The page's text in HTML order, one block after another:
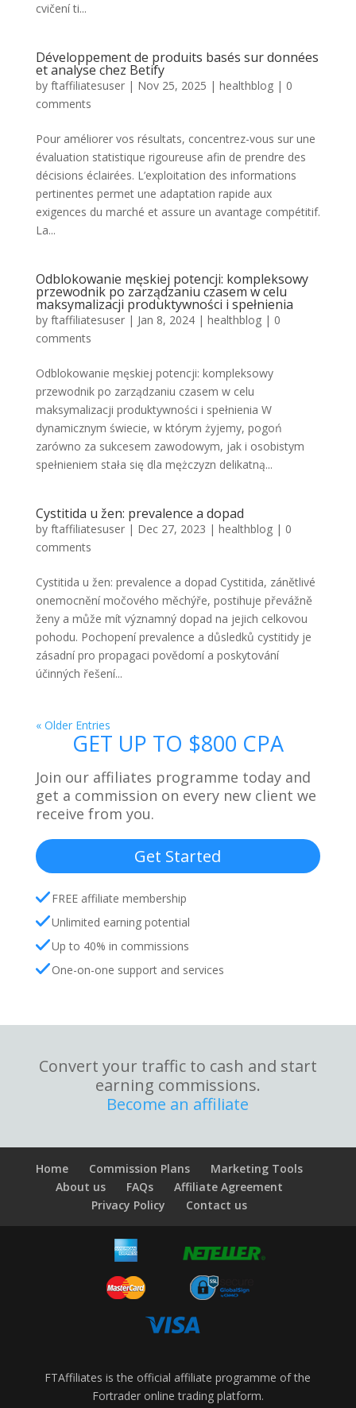
cvičení ti...
Développement de produits basés sur données
et analyse chez Betify
by ftaffiliatesuser| Nov 25, 2025 | healthblog| 0
comments
Pour améliorer vos résultats, concentrez-vous sur une
évaluation statistique rigoureuse afin de prendre des
décisions éclairées. L’exploitation des informations
pertinentes permet une adaptation rapide aux
exigences du marché et assure un avantage compétitif.
La...
Odblokowanie męskiej potencji: kompleksowy
przewodnik po zarządzaniu czasem w celu
maksymalizacji produktywności i spełnienia
by ftaffiliatesuser| Jan 8, 2024| healthblog| 0
comments
Odblokowanie męskiej potencji: kompleksowy
przewodnik po zarządzaniu czasem w celu
maksymalizacji produktywności i spełnienia W
dynamicznym świecie, w którym żyjemy, pogoń
zarówno za sukcesem zawodowym, jak i osobistym
spełnieniem stała się dla mężczyzn delikatną...
Cystitida u žen: prevalence a dopad
by ftaffiliatesuser| Dec 27, 2023 | healthblog| 0
comments
Cystitida u žen: prevalence a dopad Cystitida, zánětlivé
onemocnění močového měchýře, postihuje převážně
ženy a může mít významný dopad na jejich celkovou
pohodu. Pochopení prevalence a důsledků cystitidy je
zásadní pro propagaci povědomí a poskytování
účinných řešení...
« Older Entries
GET UP TO $800 CPA
Join our affiliates programme today and
get a commission on every new client we
receive from you.
Get Started
FREE affiliate membership
Unlimited earning potential
Up to 40% in commissions
One-on-one support and services
Convert your traffic to cash and start
earning commissions.
Become an affiliate
Home Commission Plans
Marketing Tools
About us
FAQs
Affiliate Agreement
Privacy Policy
Contact us
FTAffiliates is the official affiliate programme of the
Fortrader online trading platform.